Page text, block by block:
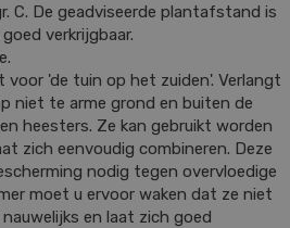
C. De geadviseerde plantafstand is
verkrijgbaar.
voor 'de tuin op het zuiden'. Verlangt
niet te arme grond en buiten de
heesters. Ze kan gebruikt worden
zich eenvoudig combineren. Deze
nodig tegen overvloedige
moet u ervoor waken dat ze niet
en laat zich goed